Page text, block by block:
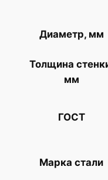
Диаметр, мм
Толщина
мм
ГОСТ
Марка стали